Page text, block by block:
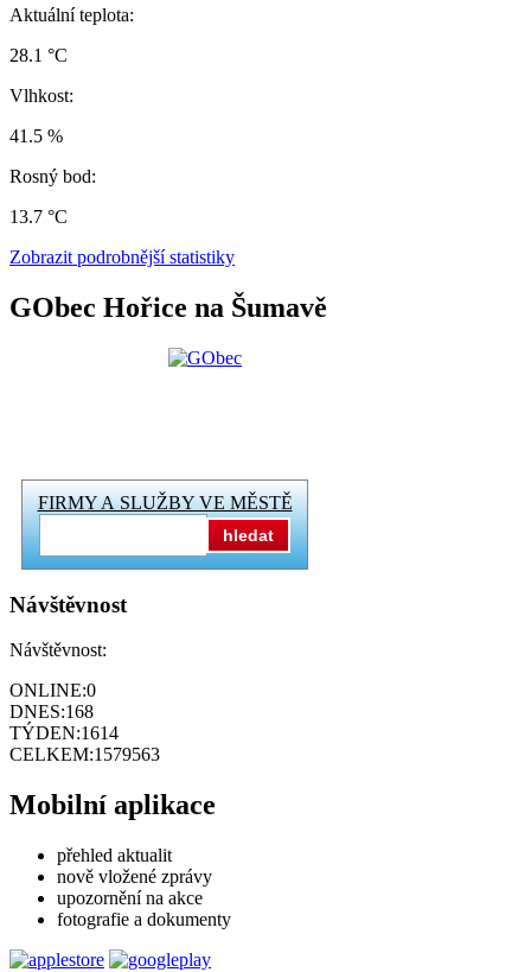
Aktuální teplota:
28.1 °C
Vlhkost:
41.5 %
Rosný bod:
13.7 °C
Zobrazit podrobnější statistiky
GObec Hořice na Šumavě
FIRMY A SLUŽBY VE MĚSTĚ
hledat
Návštěvnost
Návštěvnost:
ONLINE:0
DNES:168
TÝDEN:1614
CELKEM:1579563
Mobilní aplikace
přehled aktualit
nově vložené zprávy
upozornění na akce
fotografie a dokumenty